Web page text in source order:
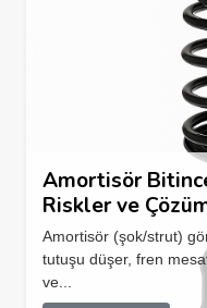
Amortisör
Riskler ve
Amortisör (şok/strut)
tutuşu düşer, fren
ve...